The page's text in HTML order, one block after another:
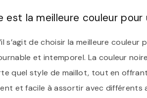
est la meilleure couleur
s’agit de choisir la meilleure
et intemporel. La couleur
quel style de maillot, tout en
et facile à assortir avec différents